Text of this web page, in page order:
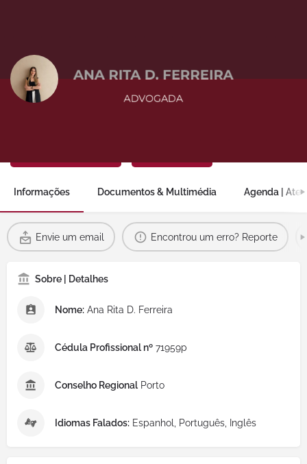
Informações Documentos & Multimédia Agenda |
Envie um email Encontrou um erro? Reporte
Sobre | Detalhes
Nome: Ana Rita D. Ferreira
Cédula Profissional nº 71959p
Conselho RegionalPorto
Idiomas Falados: Espanhol, Português, Inglês